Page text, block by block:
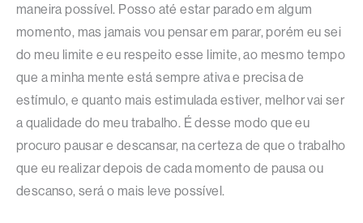
maneira possível. Posso até estar parado em algum
momento, mas jamais vou pensar em parar, porém eu sei
do meu limite e eu respeito esse limite, ao mesmo tempo
que a minha mente está sempre ativa e precisa de
estímulo, e quanto mais estimulada estiver, melhor vai ser
a qualidade do meu trabalho. É desse modo que eu
procuro pausar e descansar, na certeza de que o trabalho
que eu realizar depois de cada momento de pausa ou
descanso, será o mais leve possível.